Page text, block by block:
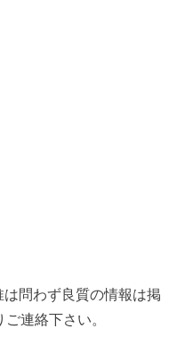
問わず良質の情報は掲
連絡下さい。